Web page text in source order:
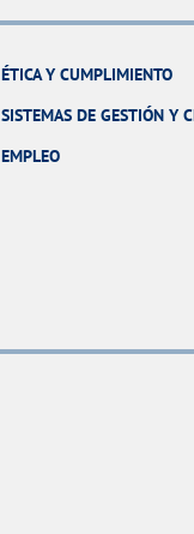
ÉTICA Y CUMPLIMIENTO
SISTEMAS DE GESTIÓN Y
EMPLEO